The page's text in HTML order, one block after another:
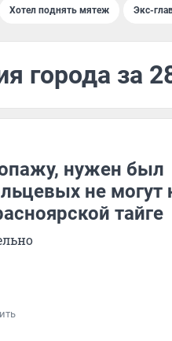
Хотел поднять мятеж Экс-
города за
нужен был
не могут
тайге